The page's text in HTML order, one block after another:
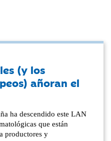
(y los
añoran el
ha descendido este LAN
que están
productores y